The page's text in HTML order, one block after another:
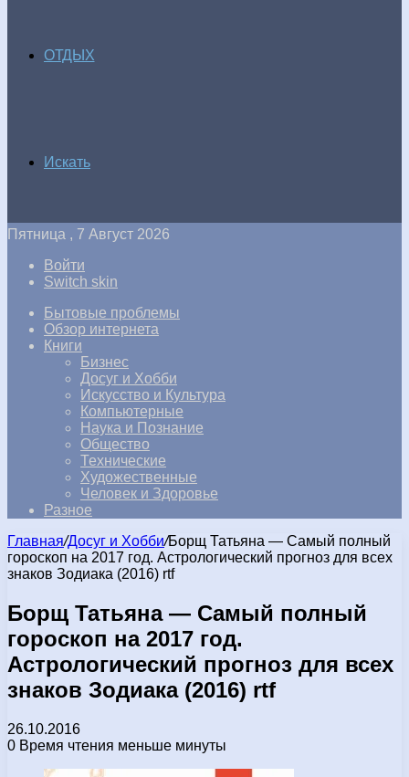
ОТДЫХ
Искать
Пятница , 7 Август 2026
Войти
Switch skin
Бытовые проблемы
Обзор интернета
Книги
Бизнес
Досуг и Хобби
Искусство и Культура
Компьютерные
Наука и Познание
Общество
Технические
Художественные
Человек и Здоровье
Разное
Главная/Досуг и Хобби/Борщ Татьяна — Самый полный
гороскоп на 2017 год. Астрологический прогноз для всех
знаков Зодиака (2016) rtf
Борщ Татьяна — Самый полный
гороскоп на 2017 год.
Астрологический прогноз для всех
знаков Зодиака (2016) rtf
26.10.2016
0 Время чтения меньше минуты